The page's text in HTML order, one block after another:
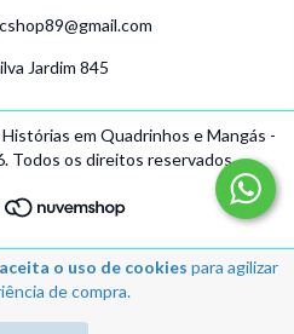
o uso de cookies para agilizar
de compra.
Jardim 845
em Quadrinhos e Mangás -
Todos os direitos reservados.